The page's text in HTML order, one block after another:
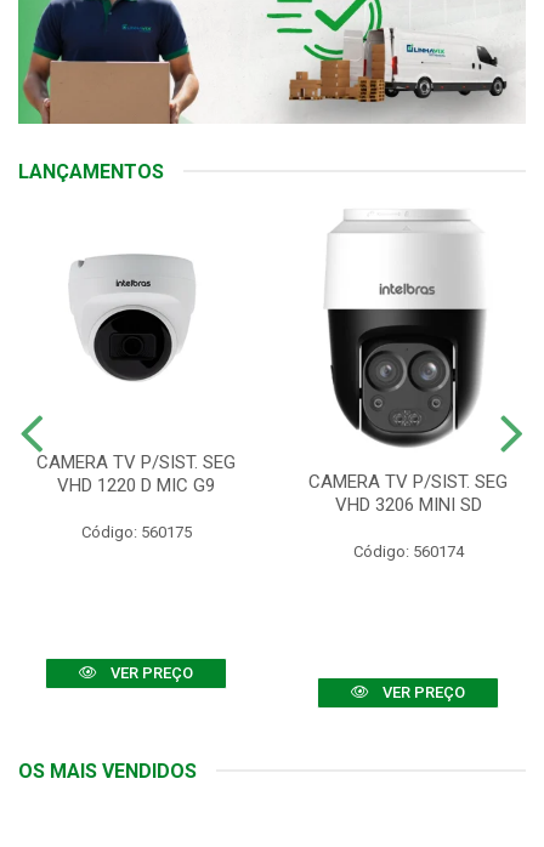
LANÇAMENTOS
CAMERA TV P/SIST. SEG
VHD 1220 D MIC G9
Código: 560175
VER PREÇO
CAMERA TV P/SIST. SEG
VHD 3206 MINI SD
Código: 560174
VER PREÇO
OS MAIS VENDIDOS